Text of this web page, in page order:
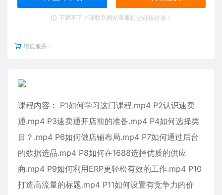
下载不了？请联系网站客服提交链接错误！
增值服务：
课程内容： P1如何学习这门课程.mp4 P2认识速卖
通.mp4 P3速卖通开店前的准备.mp4 P4如何选择类
目？.mp4 P6如何做店铺布局.mp4 P7如何通过后台
的数据选品.mp4 P8如何在1688选择优质的供应
商.mp4 P9如何利用ERP更轻松有效的工作.mp4 P10
打造高流量的标题.mp4 P11如何设置有竞争力的价